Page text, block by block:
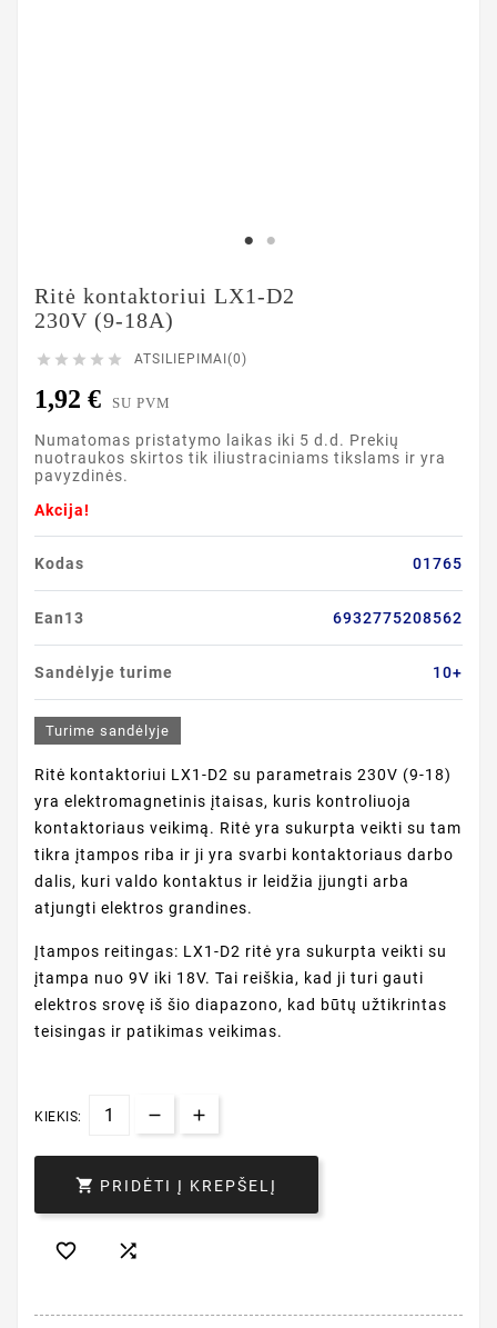
Ritė kontaktoriui LX1-D2
230V (9-18A)
     ATSILIEPIMAI(0)
1,92 € SU PVM
Numatomas pristatymo laikas iki 5 d.d. Prekių
nuotraukos skirtos tik iliustraciniams tikslams ir yra
pavyzdinės.
Akcija!
Kodas 01765
Ean13 6932775208562
Sandėlyje turime 10+
Turime sandėlyje
Ritė kontaktoriui LX1-D2 su parametrais 230V (9-18)
yra elektromagnetinis įtaisas, kuris kontroliuoja
kontaktoriaus veikimą. Ritė yra sukurpta veikti su tam
tikra įtampos riba ir ji yra svarbi kontaktoriaus darbo
dalis, kuri valdo kontaktus ir leidžia įjungti arba
atjungti elektros grandines.
Įtampos reitingas: LX1-D2 ritė yra sukurpta veikti su
įtampa nuo 9V iki 18V. Tai reiškia, kad ji turi gauti
elektros srovę iš šio diapazono, kad būtų užtikrintas
teisingas ir patikimas veikimas.
KIEKIS:
 PRIDĖTI Į KREPŠELĮ
 